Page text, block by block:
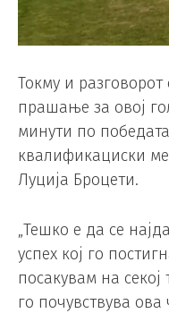
Токму и
прашање за овој
минути по
квалификациски
Луција Броцети.
„Тешко е да се
успех кој го
посакувам на
го почувствува